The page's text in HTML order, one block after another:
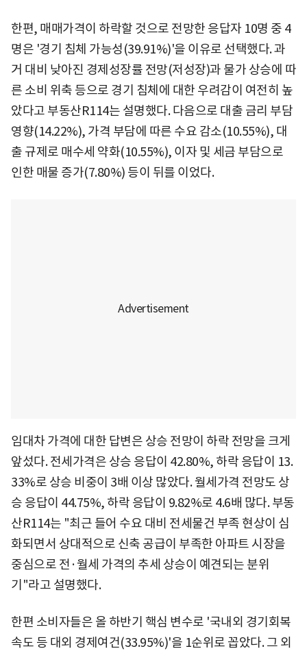
한편, 매매가격이 하락할 것으로 전망한 응답자 10명 중 4
명은 '경기 침체 가능성(39.91%)'을 이유로 선택했다. 과
거 대비 낮아진 경제성장률 전망(저성장)과 물가 상승에 따
른 소비 위축 등으로 경기 침체에 대한 우려감이 여전히 높
았다고 부동산R114는 설명했다. 다음으로 대출 금리 부담
영향(14.22%), 가격 부담에 따른 수요 감소(10.55%), 대
출 규제로 매수세 약화(10.55%), 이자 및 세금 부담으로
인한 매물 증가(7.80%) 등이 뒤를 이었다.
임대차 가격에 대한 답변은 상승 전망이 하락 전망을 크게
앞섰다. 전세가격은 상승 응답이 42.80%, 하락 응답이 13.
33%로 상승 비중이 3배 이상 많았다. 월세가격 전망도 상
승 응답이 44.75%, 하락 응답이 9.82%로 4.6배 많다. 부동
산R114는 "최근 들어 수요 대비 전세물건 부족 현상이 심
화되면서 상대적으로 신축 공급이 부족한 아파트 시장을
중심으로 전·월세 가격의 추세 상승이 예견되는 분위
기"라고 설명했다.
한편 소비자들은 올 하반기 핵심 변수로 '국내외 경기회복
속도 등 대외 경제여건(33.95%)'을 1순위로 꼽았다. 그 외